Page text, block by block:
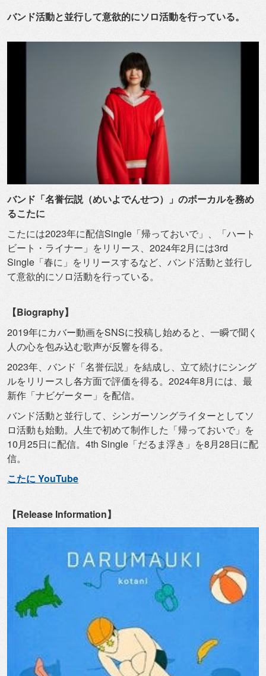
バンド活動と並行して意欲的にソロ活動を行っている。
バンド「名誉伝説（めいよでんせつ）」のボーカルを務め
るこたに
こたには2023年に配信Single「帰っておいで」、「ハート
ビート・ライナー」をリリース、2024年2月には3rd
Single「春に」をリリースするなど、 バンド活動と並行し
て意欲的にソロ活動を行っている。
【Biography】
2019年にカバー動画をSNSに投稿し始めると、 一瞬で聞く
人の心を包み込む歌声が反響を得る。
2023年、バンド「名誉伝説」を結成し、 立て続けにシング
ルをリリースし各方面で評価を得る。 2024年8月には、最
新作「ナビゲーター」を配信。
バンド活動と並行して、 シンガーソングライターとしてソ
ロ活動も始動。 人生で初めて制作した「帰っておいで」を
10月25日に配信。 4th Single「だるま浮き」を8月28日に配
信。
こたに YouTube
【Release Information】